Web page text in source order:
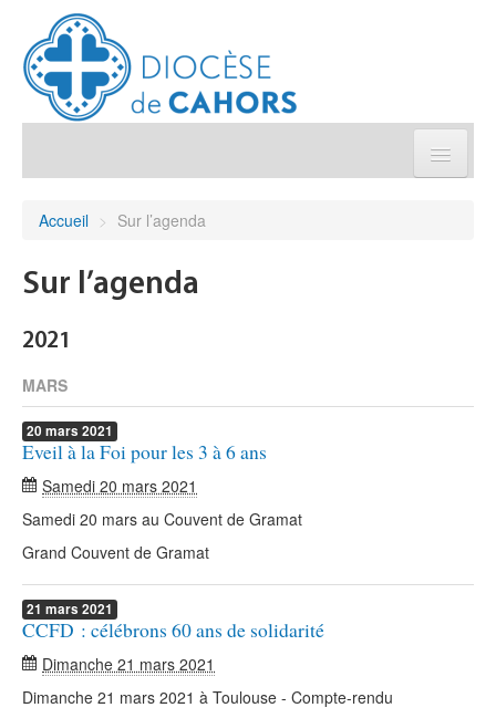
Agenda diocésain
Je donne
Annuaire/Contact
Accueil > Sur l’agenda
Sur l’agenda
2021
MARS
20 mars 2021
Eveil à la Foi pour les 3 à 6 ans
Samedi 20 mars 2021
Samedi 20 mars au Couvent de Gramat
Grand Couvent de Gramat
21 mars 2021
CCFD : célébrons 60 ans de solidarité
Dimanche 21 mars 2021
Dimanche 21 mars 2021 à Toulouse - Compte-rendu